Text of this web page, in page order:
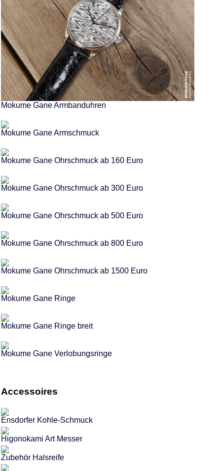
Mokume Gane Armbanduhren
Mokume Gane Armschmuck
Mokume Gane Ohrschmuck ab 160 Euro
Mokume Gane Ohrschmuck ab 300 Euro
Mokume Gane Ohrschmuck ab 500 Euro
Mokume Gane Ohrschmuck ab 800 Euro
Mokume Gane Ohrschmuck ab 1500 Euro
Mokume Gane Ringe
Mokume Gane Ringe breit
Mokume Gane Verlobungsringe
Accessoires
Ensdorfer Kohle-Schmuck
Higonokami Art Messer
Zubehör Halsreife